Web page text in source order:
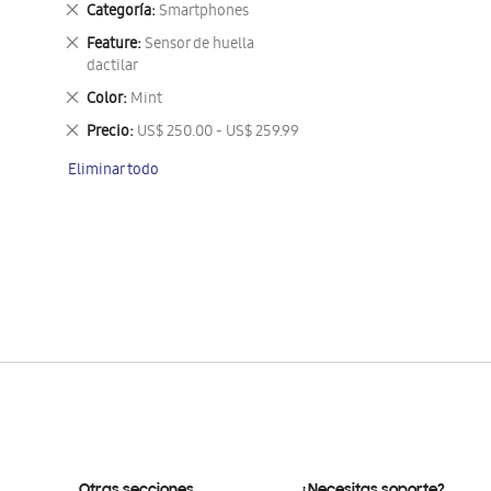
Categoría Smartphones
Eliminar
este
artículo
Feature Sensor de huella
dactilar
Eliminar
este
artículo
Color Mint
Eliminar
este
artículo
Precio US$ 250.00 - US$ 259.99
Eliminar
artículo
Eliminar todo